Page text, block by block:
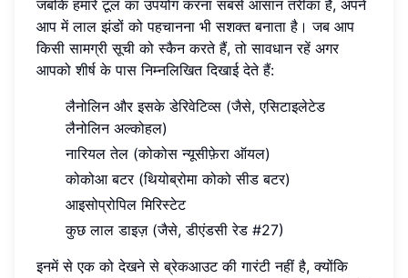
जबकि हमारे टूल का उपयोग करना सबसे आसान तरीका है, अपने
आप में लाल झंडों को पहचानना भी सशक्त बनाता है। जब आप
किसी सामग्री सूची को स्कैन करते हैं, तो सावधान रहें अगर
आपको शीर्ष के पास निम्नलिखित दिखाई देते हैं:
लैनोलिन और इसके डेरिवेटिव्स (जैसे, एसिटाइलेटेड
लैनोलिन अल्कोहल)
नारियल तेल (कोकोस न्यूसीफ़ेरा ऑयल)
कोकोआ बटर (थियोब्रोमा कोको सीड बटर)
आइसोप्रोपिल मिरिस्टेट
कुछ लाल डाइज़ (जैसे, डीएंडसी रेड #27)
इनमें से एक को देखने से ब्रेकआउट की गारंटी नहीं है, क्योंकि